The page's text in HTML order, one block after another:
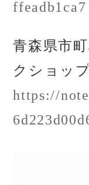
ffeadb1ca7
青森県市
クショッ
https://